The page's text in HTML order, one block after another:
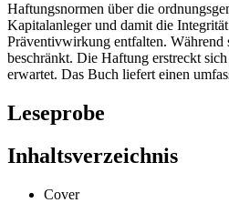
Haftungsnormen über die
Kapitalanleger und damit die
Präventivwirkung entfalten.
beschränkt. Die Haftung erstreckt
erwartet. Das Buch liefert einen
Leseprobe
Inhaltsverzeichnis
Cover